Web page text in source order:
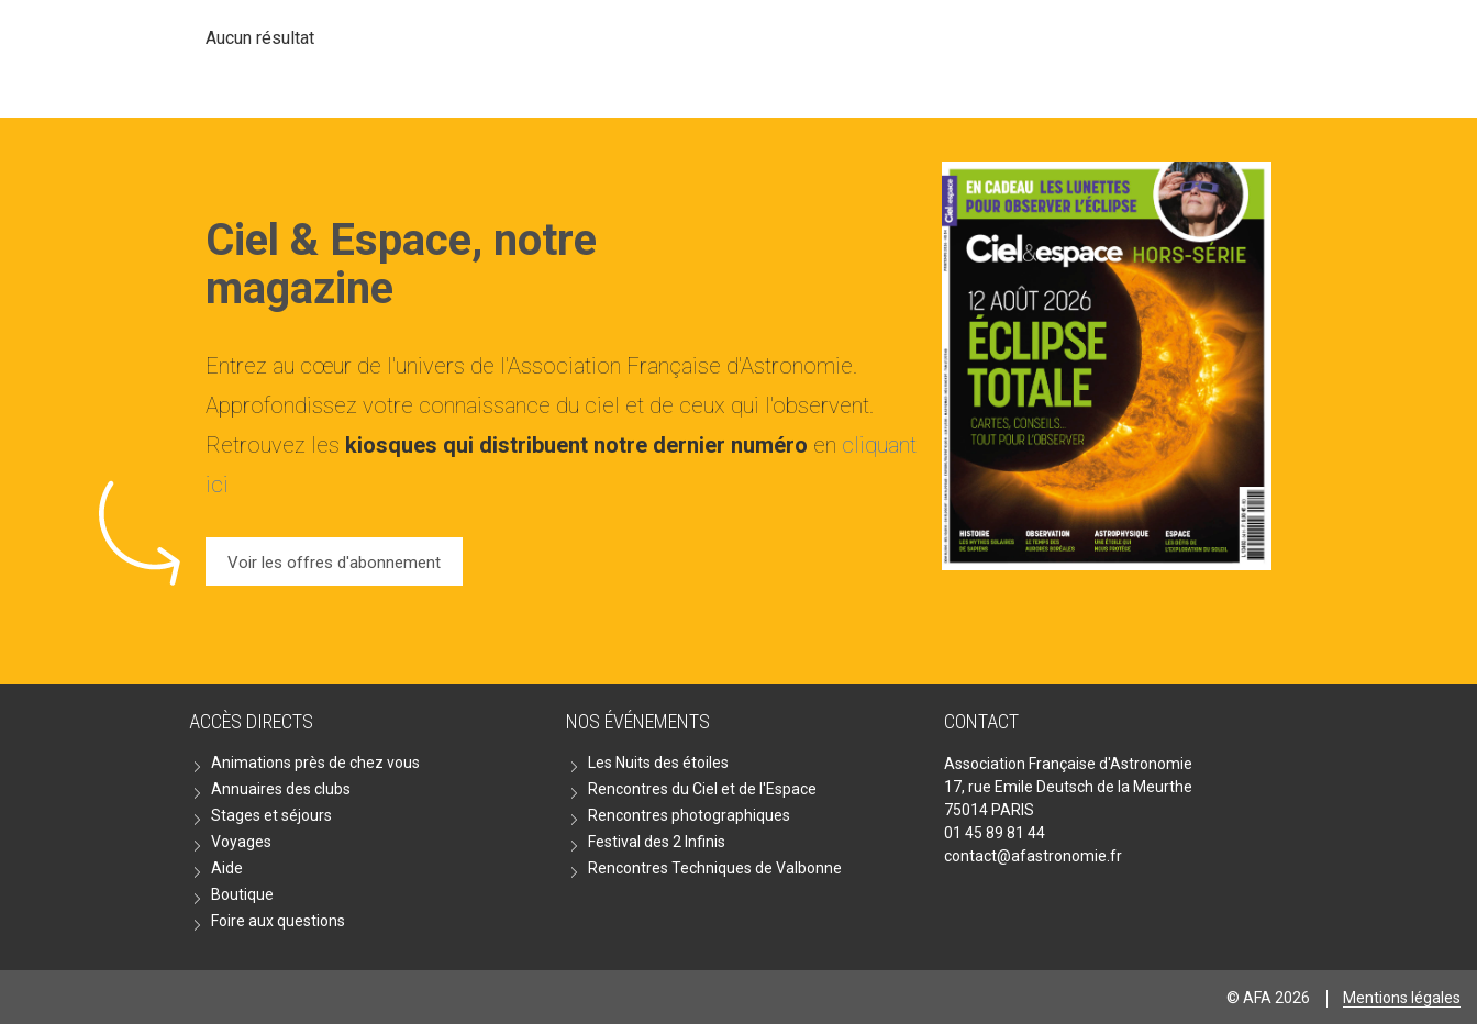
Aucun résultat
Ciel & Espace, notre
magazine
Entrez au cœur de l'univers de l'Association Française d'Astronomie.
Approfondissez votre connaissance du ciel et de ceux qui l'observent.
Retrouvez les kiosques qui distribuent notre dernier numéro en cliquant
ici
Voir les offres d'abonnement
ACCÈS DIRECTS
Animations près de chez vous
Annuaires des clubs
Stages et séjours
Voyages
Aide
Boutique
Foire aux questions
NOS ÉVÉNEMENTS
Les Nuits des étoiles
Rencontres du Ciel et de l'Espace
Rencontres photographiques
Festival des 2 Infinis
Rencontres Techniques de Valbonne
CONTACT
Association Française d'Astronomie
17, rue Emile Deutsch de la Meurthe
75014 PARIS
01 45 89 81 44
contact@afastronomie.fr
© AFA 2026 Mentions légales